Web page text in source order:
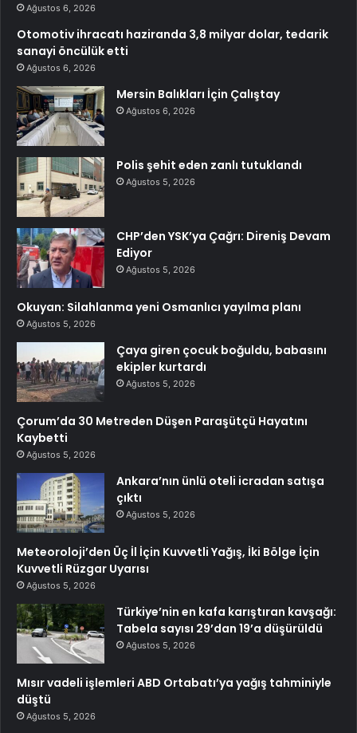
Ağustos 6, 2026
Otomotiv ihracatı haziranda 3,8 milyar dolar, tedarik
sanayi öncülük etti
Ağustos 6, 2026
Mersin Balıkları İçin Çalıştay
Ağustos 6, 2026
Polis şehit eden zanlı tutuklandı
Ağustos 5, 2026
CHP’den YSK’ya Çağrı: Direniş Devam
Ediyor
Ağustos 5, 2026
Okuyan: Silahlanma yeni Osmanlıcı yayılma planı
Ağustos 5, 2026
Çaya giren çocuk boğuldu, babasını
ekipler kurtardı
Ağustos 5, 2026
Çorum’da 30 Metreden Düşen Paraşütçü Hayatını
Kaybetti
Ağustos 5, 2026
Ankara’nın ünlü oteli icradan satışa
çıktı
Ağustos 5, 2026
Meteoroloji’den Üç İl İçin Kuvvetli Yağış, İki Bölge İçin
Kuvvetli Rüzgar Uyarısı
Ağustos 5, 2026
Türkiye’nin en kafa karıştıran kavşağı:
Tabela sayısı 29’dan 19’a düşürüldü
Ağustos 5, 2026
Mısır vadeli işlemleri ABD Ortabatı’ya yağış tahminiyle
düştü
Ağustos 5, 2026